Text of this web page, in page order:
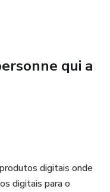
qui a
digitais onde
digitais para o